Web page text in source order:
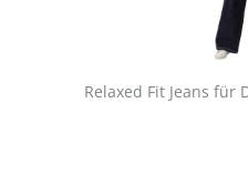
Relaxed Fit Jeans für